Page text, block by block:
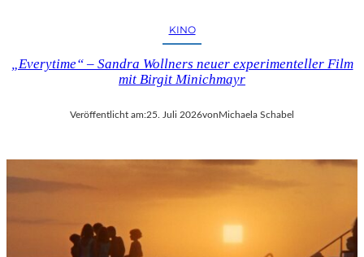
KINO
„Everytime“ – Sandra Wollners neuer experimenteller Film
mit Birgit Minichmayr
Veröffentlicht am:25. Juli 2026von Michaela Schabel